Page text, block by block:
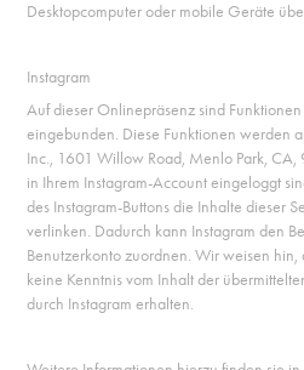
Desktopcomputer oder mobile Geräte
Instagram
Auf dieser Onlinepräsenz sind
eingebunden. Diese Funktionen werden
Inc., 1601 Willow Road, Menlo Park,
in Ihrem Instagram-Account eingeloggt
des Instagram-Buttons die Inhalte dieser
verlinken. Dadurch kann Instagram den
Benutzerkonto zuordnen. Wir weisen hin,
keine Kenntnis vom Inhalt der
durch Instagram erhalten.